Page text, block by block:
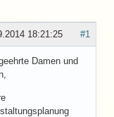
#1
18:21:25
Damen und